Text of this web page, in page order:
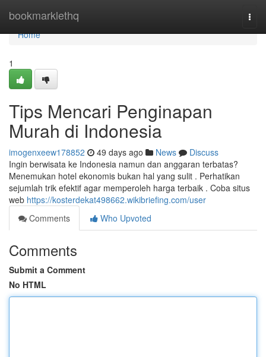
bookmarklethq
Home
Home
1
Tips Mencari Penginapan
Murah di Indonesia
imogenxeew178852 49 days ago News
Discuss
Ingin berwisata ke Indonesia namun dan anggaran terbatas?
Menemukan hotel ekonomis bukan hal yang sulit . Perhatikan
sejumlah trik efektif agar memperoleh harga terbaik . Coba situs
web https://kosterdekat498662.wikibriefing.com/user
Comments
Who Upvoted
Comments
Submit a Comment
No HTML